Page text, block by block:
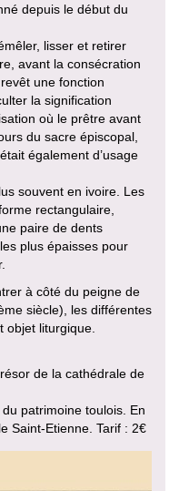
depuis le début du
lisser et retirer
avant la consécration
une fonction
la signification
où le prêtre avant
du sacre épiscopal,
également d’usage
souvent en ivoire. Les
rectangulaire,
paire de dents
plus épaisses pour
à côté du peigne de
siècle), les différentes
objet liturgique.
de la cathédrale de
patrimoine toulois. En
Saint-Etienne. Tarif : 2€